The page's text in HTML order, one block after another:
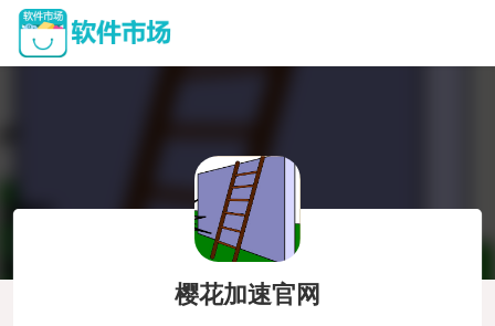
樱花加速官网